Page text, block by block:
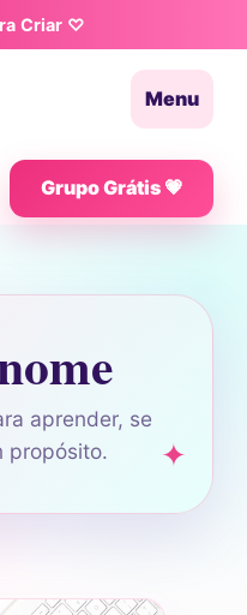
Criar ♡
Menu
Grupo Grátis 💗
aprender, se
propósito.